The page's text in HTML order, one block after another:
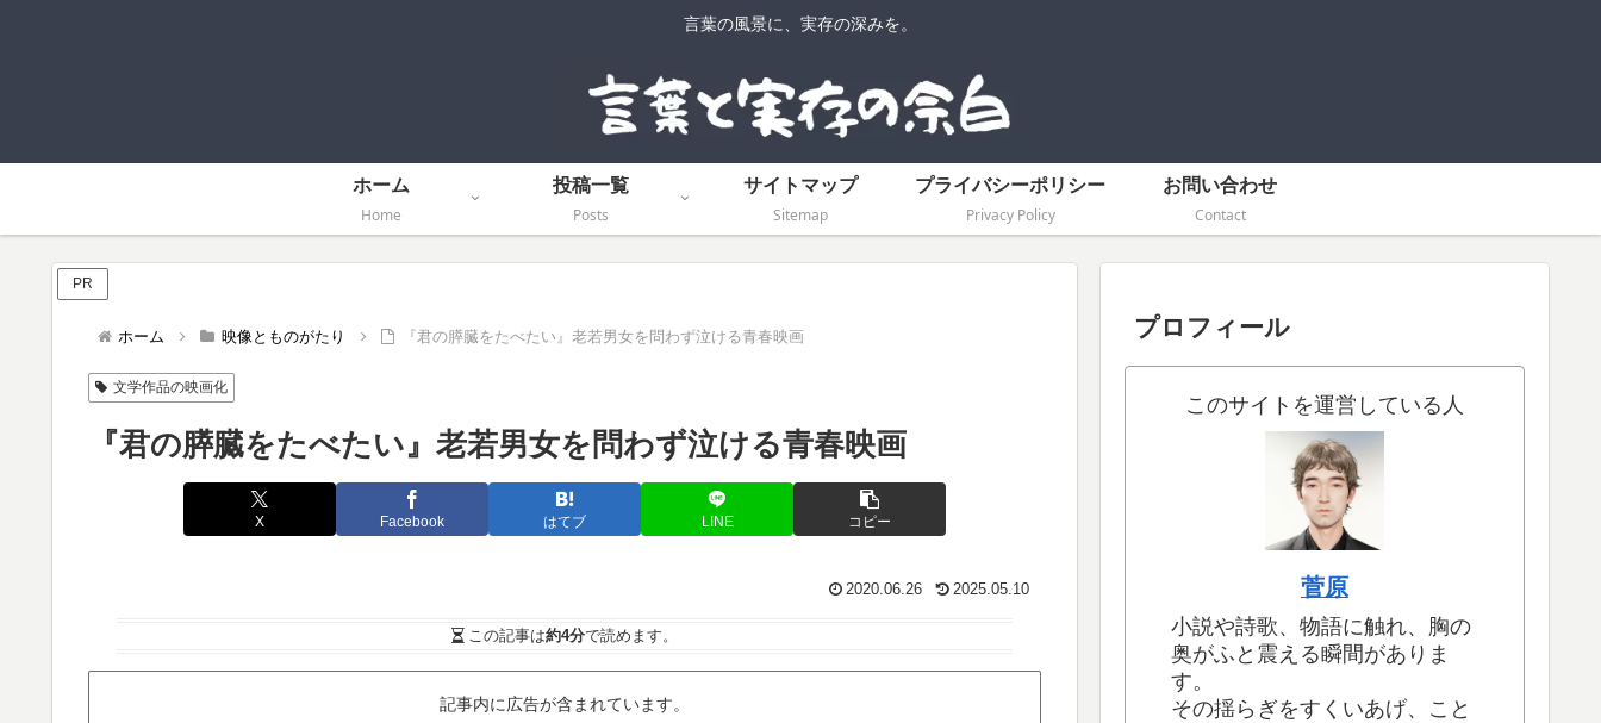
言葉の風景に、実存の深みを。
ホーム
Home
投稿一覧
Posts
サイトマップ
Sitemap
プライバシーポリシー
Privacy Policy
お問い合わせ
Contact
PR
ホーム 映像とものがたり 『君の膵臓をたべたい』老若男女を問わず泣ける青春映画
文学作品の映画化
『君の膵臓をたべたい』老若男女を問わず泣ける青春映画
X Facebook はてブ LINE コピー
2020.06.26 2025.05.10
この記事は約4分で読めます。
記事内に広告が含まれています。
プロフィール
このサイトを運営している人
菅原
小説や詩歌、物語に触れ、胸の
奥がふと震える瞬間がありま
す。
その揺らぎをすくいあげ、こと